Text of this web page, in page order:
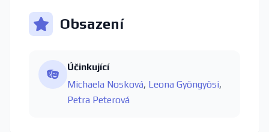
Obsazení
Účinkující
Michaela Nosková, Leona Gyöngyösi,
Petra Peterová